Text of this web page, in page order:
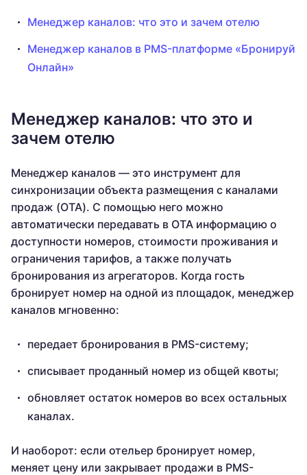
Менеджер каналов: что это и зачем отелю
Менеджер каналов в PMS-платформе «Бронируй
Онлайн»
Менеджер каналов: что это и
зачем отелю
Менеджер каналов — это инструмент для
синхронизации объекта размещения с каналами
продаж (OTA). С помощью него можно
автоматически передавать в OTA информацию о
доступности номеров, стоимости проживания и
ограничения тарифов, а также получать
бронирования из агрегаторов. Когда гость
бронирует номер на одной из площадок, менеджер
каналов мгновенно:
передает бронирования в PMS-систему;
списывает проданный номер из общей квоты;
обновляет остаток номеров во всех остальных
каналах.
И наоборот: если отельер бронирует номер,
меняет цену или закрывает продажи в PMS-